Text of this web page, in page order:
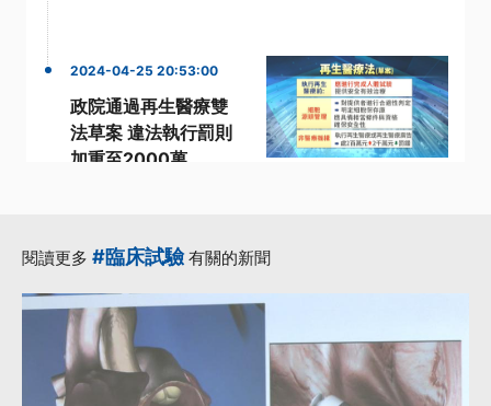
2024-04-25 20:53:00
政院通過再生醫療雙
法草案 違法執行罰則
加重至2000萬
閱讀更多 #臨床試驗有關的新聞